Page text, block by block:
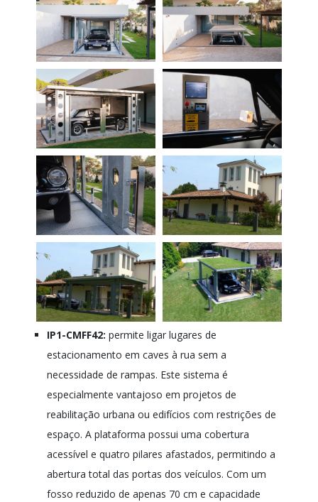
IP1-CMFF42: permite ligar lugares de
estacionamento em caves à rua sem a
necessidade de rampas. Este sistema é
especialmente vantajoso em projetos de
reabilitação urbana ou edifícios com restrições de
espaço. A plataforma possui uma cobertura
acessível e quatro pilares afastados, permitindo a
abertura total das portas dos veículos. Com um
fosso reduzido de apenas 70 cm e capacidade